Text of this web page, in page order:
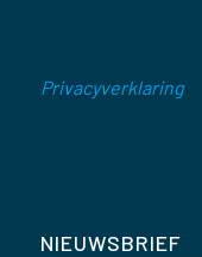
Privacyverklaring
NIEUWSBRIEF